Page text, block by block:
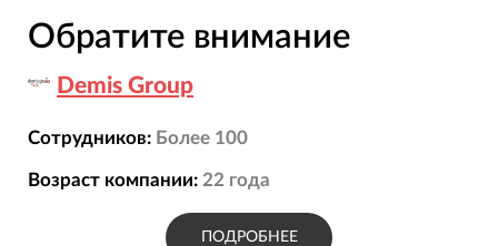
Обратите внимание
Demis Group
Сотрудников: Более 100
Возраст компании: 22 года
ПОДРОБНЕЕ